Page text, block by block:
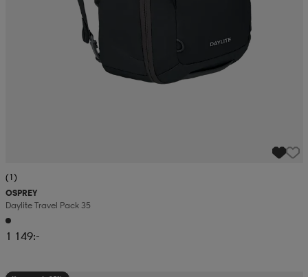
(1)
OSPREY
Daylite Travel Pack 35
1 149:-